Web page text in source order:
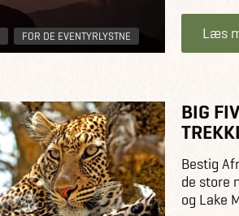
FOR DE EVENTYRLYSTNE Læs
BIG
Bestig
de store
og Lake